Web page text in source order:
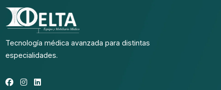
Tecnología médica avanzada para distintas
especialidades.